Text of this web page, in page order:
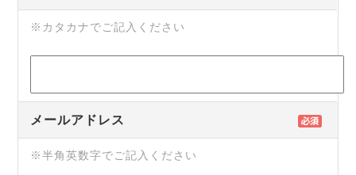
※カタカナでご記入ください
メールアドレス
※半角英数字でご記入ください